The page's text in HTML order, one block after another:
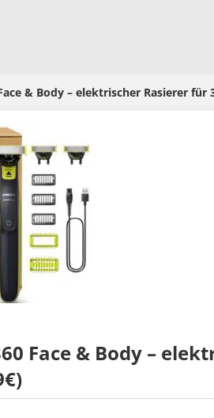
& Body – elektrischer Rasierer für
Face & Body –